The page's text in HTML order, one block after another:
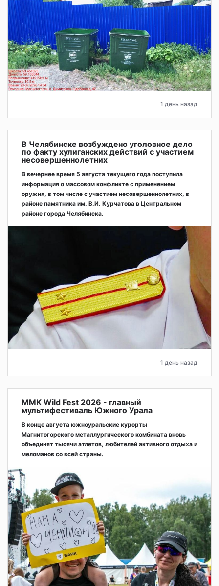
1 день назад
В Челябинске возбуждено уголовное дело
по факту хулиганских действий с участием
несовершеннолетних
В вечернее время 5 августа текущего года поступила
информация о массовом конфликте с применением
оружия, в том числе с участием несовершеннолетних, в
районе памятника им. В.И. Курчатова в Центральном
районе города Челябинска.
1 день назад
ММК Wild Fest 2026 - главный
мультифестиваль Южного Урала
В конце августа южноуральские курорты
Магнитогорского металлургического комбината вновь
объединят тысячи атлетов, любителей активного отдыха и
меломанов со всей страны.